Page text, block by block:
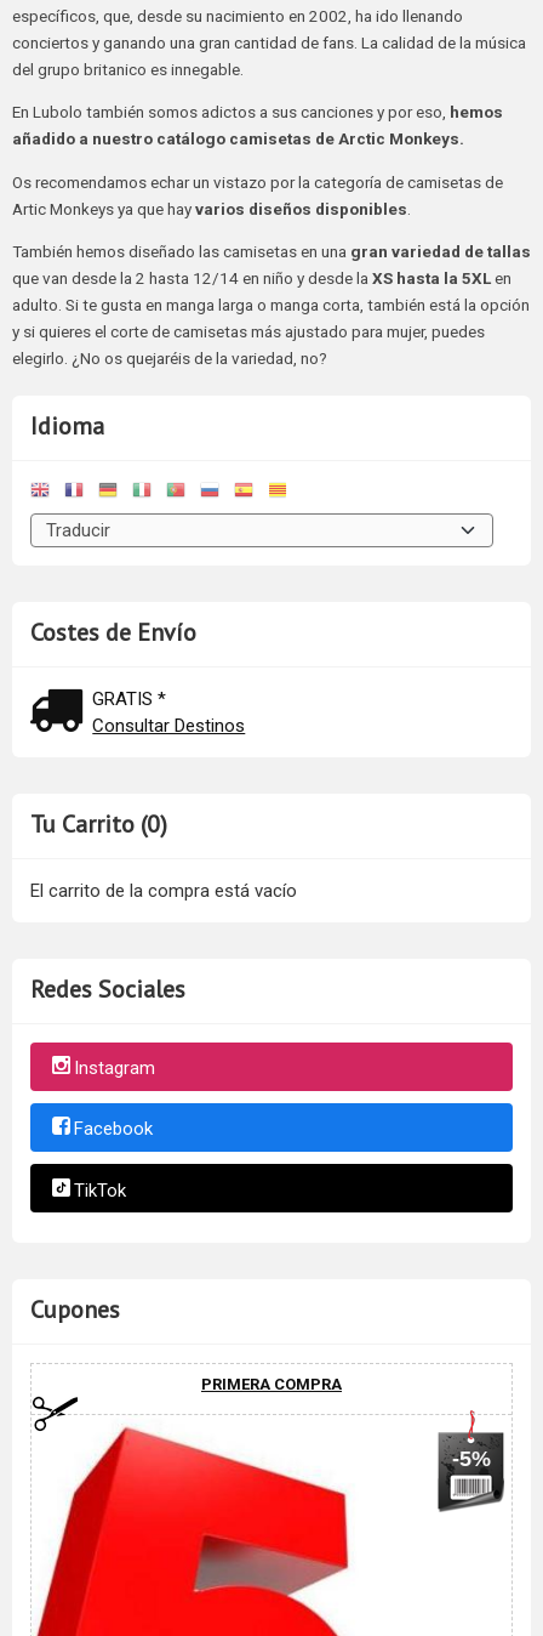
Idioma
Costes de Envío
GRATIS *
Consultar Destinos
Tu Carrito (0)
El carrito de la compra está vacío
Redes Sociales
Instagram
Facebook
TikTok
Cupones
PRIMERA COMPRA
-5%
específicos, que, desde su nacimiento en 2002, ha ido llenando
conciertos y ganando una gran cantidad de fans. La calidad de la música
del grupo britanico es innegable.
En Lubolo también somos adictos a sus canciones y por eso, hemos
añadido a nuestro catálogo camisetas de Arctic Monkeys.
Os recomendamos echar un vistazo por la categoría de camisetas de
Artic Monkeys ya que hayvarios diseños disponibles
También hemos diseñado las camisetas en una gran variedad de tallas
que van desde la 2 hasta 12/14 en niño y desde laXS hasta la 5XLen
adulto. Si te gusta en manga larga o manga corta, también está la opción
y si quieres el corte de camisetas más ajustado para mujer, puedes
elegirlo. ¿No os quejaréis de la variedad, no?